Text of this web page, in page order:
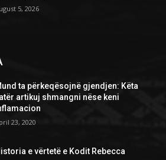
5, 2026
ta përkeqësojnë gjendjen: Këta
artikuj shmangni nëse keni
23, 2020
e vërtetë e Kodit Rebecca